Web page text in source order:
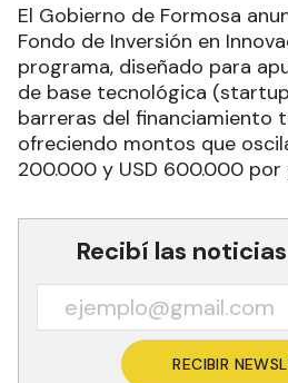
El Gobierno de Formosa
Fondo de Inversión en
programa, diseñado para
de base tecnológica
barreras del financiamiento
ofreciendo montos que
200.000 y USD 600.000
Recibí las
RECIBIR